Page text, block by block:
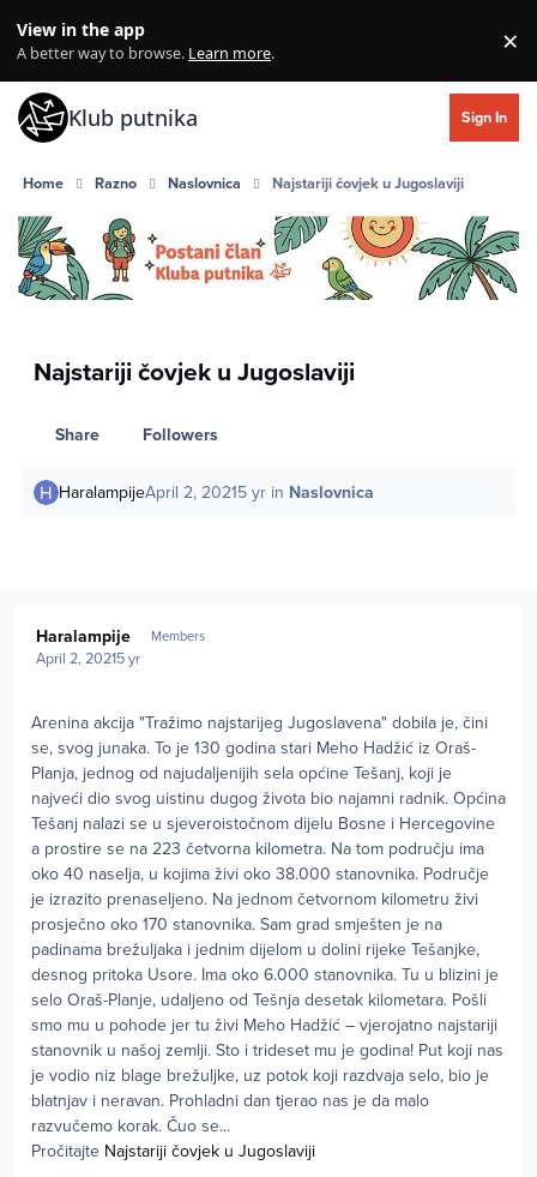
View in the app
A better way to browse. Learn more. ×
Klub putnika Sign In
Home Razno Naslovnica Najstariji čovjek u Jugoslaviji
Najstariji čovjek u Jugoslaviji
Share Followers
HaralampijeApril 2, 20215 yr in Naslovnica
Haralampije Members
April 2, 20215 yr
Arenina akcija "Tražimo najstarijeg Jugoslavena" dobila je, čini
se, svog junaka. To je 130 godina stari Meho Hadžić iz Oraš-
Planja, jednog od najudaljenijih sela općine Tešanj, koji je
najveći dio svog uistinu dugog života bio najamni radnik. Općina
Tešanj nalazi se u sjeveroistočnom dijelu Bosne i Hercegovine
a prostire se na 223 četvorna kilometra. Na tom području ima
oko 40 naselja, u kojima živi oko 38.000 stanovnika. Područje
je izrazito prenaseljeno. Na jednom četvornom kilometru živi
prosječno oko 170 stanovnika. Sam grad smješten je na
padinama brežuljaka i jednim dijelom u dolini rijeke Tešanjke,
desnog pritoka Usore. Ima oko 6.000 stanovnika. Tu u blizini je
selo Oraš-Planje, udaljeno od Tešnja desetak kilometara. Pošli
smo mu u pohode jer tu živi Meho Hadžić – vjerojatno najstariji
stanovnik u našoj zemlji. Sto i trideset mu je godina! Put koji nas
je vodio niz blage brežuljke, uz potok koji razdvaja selo, bio je
blatnjav i neravan. Prohladni dan tjerao nas je da malo
razvučemo korak. Čuo se...
Pročitajte Najstariji čovjek u Jugoslaviji